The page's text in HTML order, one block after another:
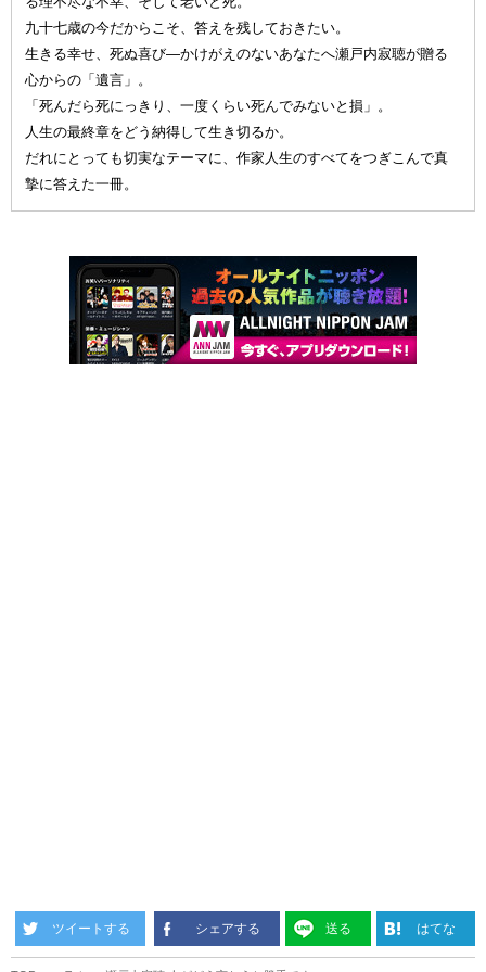
九十七歳の今だからこそ、答えを残しておきたい。
生きる幸せ、死ぬ喜び—かけがえのないあなたへ瀬戸内寂聴が贈る
心からの「遺言」。
「死んだら死にっきり、一度くらい死んでみないと損」。
人生の最終章をどう納得して生き切るか。
だれにとっても切実なテーマに、作家人生のすべてをつぎこんで真
摯に答えた一冊。
ツイートする シェアする 送る はてな